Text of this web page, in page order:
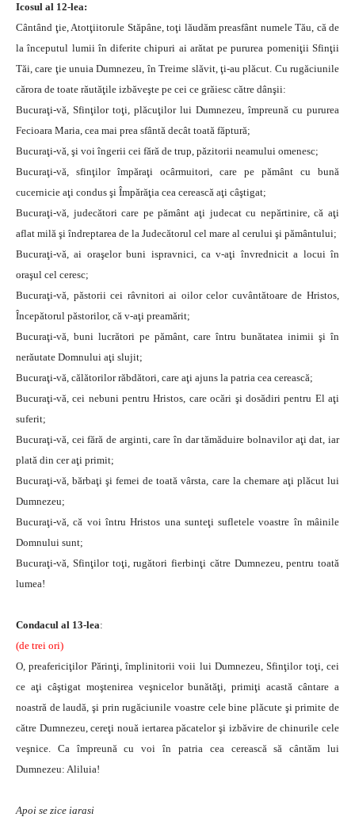
Icosul al 12-lea:
Cântând ţie, Atotţiitorule Stăpâne, toţi lăudăm preasfânt numele Tău, că de
la începutul lumii în diferite chipuri ai arătat pe pururea pomeniţii Sfinţii
Tăi, care ţie unuia Dumnezeu, în Treime slăvit, ţi-au plăcut. Cu rugăciunile
cărora de toate răutăţile izbăveşte pe cei ce grăiesc către dânşii:
Bucuraţi-vă, Sfinţilor toţi, plăcuţilor lui Dumnezeu, împreună cu pururea
Fecioara Maria, cea mai prea sfântă decât toată făptură;
Bucuraţi-vă, şi voi îngerii cei fără de trup, păzitorii neamului omenesc;
Bucuraţi-vă, sfinţilor împăraţi ocârmuitori, care pe pământ cu bună
cucernicie aţi condus şi Împărăţia cea cerească aţi câştigat;
Bucuraţi-vă, judecători care pe pământ aţi judecat cu nepărtinire, că aţi
aflat milă şi îndreptarea de la Judecătorul cel mare al cerului şi pământului;
Bucuraţi-vă, ai oraşelor buni ispravnici, ca v-aţi învrednicit a locui în
oraşul cel ceresc;
Bucuraţi-vă, păstorii cei râvnitori ai oilor celor cuvântătoare de Hristos,
Începătorul păstorilor, că v-aţi preamărit;
Bucuraţi-vă, buni lucrători pe pământ, care întru bunătatea inimii şi în
nerăutate Domnului aţi slujit;
Bucuraţi-vă, călătorilor răbdători, care aţi ajuns la patria cea cerească;
Bucuraţi-vă, cei nebuni pentru Hristos, care ocări şi dosădiri pentru El aţi
suferit;
Bucuraţi-vă, cei fără de arginti, care în dar tămăduire bolnavilor aţi dat, iar
plată din cer aţi primit;
Bucuraţi-vă, bărbaţi şi femei de toată vârsta, care la chemare aţi plăcut lui
Dumnezeu;
Bucuraţi-vă, că voi întru Hristos una sunteţi sufletele voastre în mâinile
Domnului sunt;
Bucuraţi-vă, Sfinţilor toţi, rugători fierbinţi către Dumnezeu, pentru toată
lumea!
Condacul al 13-lea:
(de trei ori)
O, preafericiţilor Părinţi, împlinitorii voii lui Dumnezeu, Sfinţilor toţi, cei
ce aţi câştigat moştenirea veşnicelor bunătăţi, primiţi acastă cântare a
noastră de laudă, şi prin rugăciunile voastre cele bine plăcute şi primite de
către Dumnezeu, cereţi nouă iertarea păcatelor şi izbăvire de chinurile cele
veşnice. Ca împreună cu voi în patria cea cerească să cântăm lui
Dumnezeu: Aliluia!
Apoi se zice iarasi